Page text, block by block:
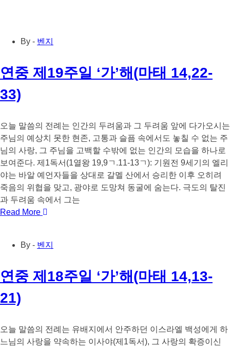
By - 벤지
연중 제19주일 ‘가’해(마태 14,22-
33)
오늘 말씀의 전례는 인간의 두려움과 그 두려움 앞에 다가오시는
주님의 예상치 못한 현존, 고통과 슬픔 속에서도 놓칠 수 없는 주
님의 사랑, 그 주님을 고백할 수밖에 없는 인간의 모습을 하나로
보여준다. 제1독서(1열왕 19,9ㄱ.11-13ㄱ): 기원전 9세기의 엘리
야는 바알 예언자들을 상대로 갈멜 산에서 승리한 이후 오히려
죽음의 위협을 맞고, 광야로 도망쳐 동굴에 숨는다. 극도의 탈진
과 두려움 속에서 그는
Read More
By - 벤지
연중 제18주일 ‘가’해(마태 14,13-
21)
오늘 말씀의 전례는 유배지에서 안주하던 이스라엘 백성에게 하
느님의 사랑을 약속하는 이사야(제1독서), 그 사랑의 확증이신